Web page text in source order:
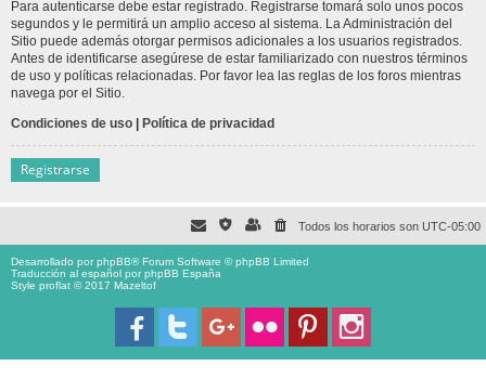
Para autenticarse debe estar registrado. Registrarse tomará solo unos pocos
segundos y le permitirá un amplio acceso al sistema. La Administración del
Sitio puede además otorgar permisos adicionales a los usuarios registrados.
Antes de identificarse asegúrese de estar familiarizado con nuestros términos
de uso y políticas relacionadas. Por favor lea las reglas de los foros mientras
navega por el Sitio.
Condiciones de uso | Política de privacidad
Registrarse
Todos los horarios son UTC-05:00
Desarrollado porphpBB® Forum Software © phpBB Limited
Traducción al español porphpBB España
Style proflat © 2017 Mazeltof